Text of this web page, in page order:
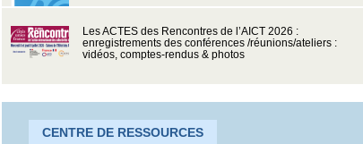
Les ACTES des Rencontres de l’AICT 2026 :
enregistrements des conférences /réunions/ateliers :
vidéos, comptes-rendus & photos
CENTRE DE RESSOURCES